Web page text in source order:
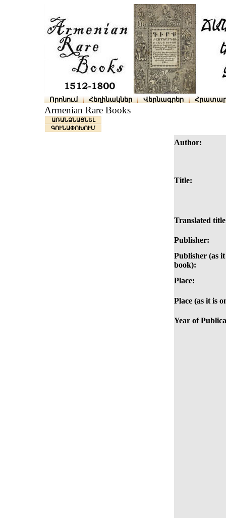
Որոնում Հեղինակներ Վերնագրեր
Armenian Rare Books
ԱՌԱՆՁՆԱՑՆԵԼ
ԳՈՒՆԱՓՈԽՈՒՄ
Author:
Title:
Translated
Publisher:
Publisher (as
book):
Place:
Place (as it is
Year of